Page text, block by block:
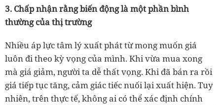
3. Chấp nhận rằng biến động là một phần bình
thường của thị trường
Nhiều áp lực tâm lý xuất phát từ mong muốn giá
luôn đi theo kỳ vọng của mình. Khi vừa mua xong
mà giá giảm, người ta dễ thất vọng. Khi đã bán ra rồi
giá tiếp tục tăng, cảm giác tiếc nuối lại xuất hiện. Tuy
nhiên, trên thực tế, không ai có thể xác định chính